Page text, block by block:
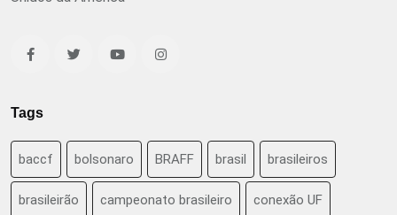
Tags
baccf bolsonaro BRAFF brasil brasileiros
brasileirão campeonato brasileiro conexão UF